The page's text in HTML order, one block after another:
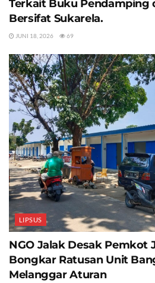
Terkait Buku Pendamping
Bersifat Sukarela.
JUNI 18, 2026 69
LIPSUS
NGO Jalak Desak Pemkot
Bongkar Ratusan Unit
Melanggar Aturan